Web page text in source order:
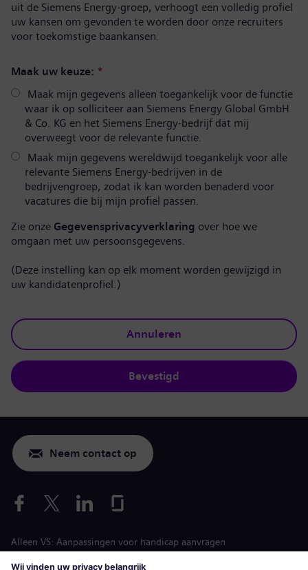
uit de Siemens Energy-groep, verhoogt een volledig profiel
uw kansen om gevonden te worden door onze recruiters
voor toekomstige baankansen.
Maak uw keuze: *
Maak mijn gegevens alleen toegankelijk voor de functie
waar ik op solliciteer aan Siemens Energy Global GmbH
& Co. KG en het Siemens Energy-bedrijf dat mij
overweegt voor de relevante functie.
Maak mijn gegevens wereldwijd toegankelijk voor alle
relevante Siemens Energy-bedrijven in de
bedrijvengroep, zodat ik kan worden benaderd voor
vacatures die bij mijn profiel passen.
Zie onze Gegevensprivacyverklaring over hoe we
omgaan met uw persoonsgegevens.
(Deze instelling kan op elk moment worden gewijzigd in
uw kandidatenprofiel.)
Annuleren
Bevestigd
Neem contact op
Alleen VS: Aanpassingen voor handicap aanvragen